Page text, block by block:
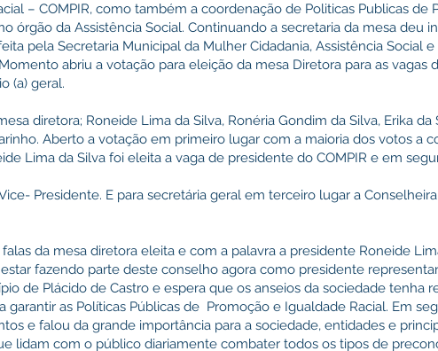
– COMPIR, como também a coordenação de Politicas Publicas de
órgão da Assistência Social. Continuando a secretaria da mesa deu
pela Secretaria Municipal da Mulher Cidadania, Assistência Social e
abriu a votação para eleição da mesa Diretora para as vagas
(a) geral.
diretora; Roneide Lima da Silva, Ronéria Gondim da Silva, Erika da
Aberto a votação em primeiro lugar com a maioria dos votos a
Lima da Silva foi eleita a vaga de presidente do COMPIR e em
Presidente. E para secretária geral em terceiro lugar a
da mesa diretora eleita e com a palavra a presidente Roneide
fazendo parte deste conselho agora como presidente
de Plácido de Castro e espera que os anseios da sociedade tenha
as Políticas Públicas de Promoção e Igualdade Racial. Em
e falou da grande importância para a sociedade, entidades e
lidam com o público diariamente combater todos os tipos de